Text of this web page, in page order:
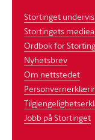
Stortinget
Stortingets
Ordbok for
Nyhetsbrev
Om nettstedet
Jobb på Stortinget